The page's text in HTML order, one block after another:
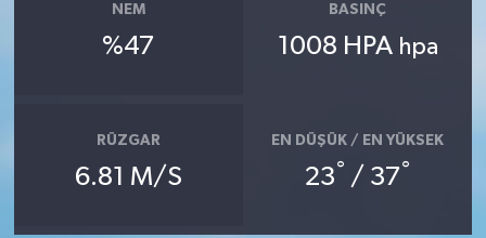
NEM
%47
BASINÇ
1008 HPA hpa
RÜZGAR
6.81 M/S
EN DÜŞÜK / EN YÜKSEK
23° / 37°